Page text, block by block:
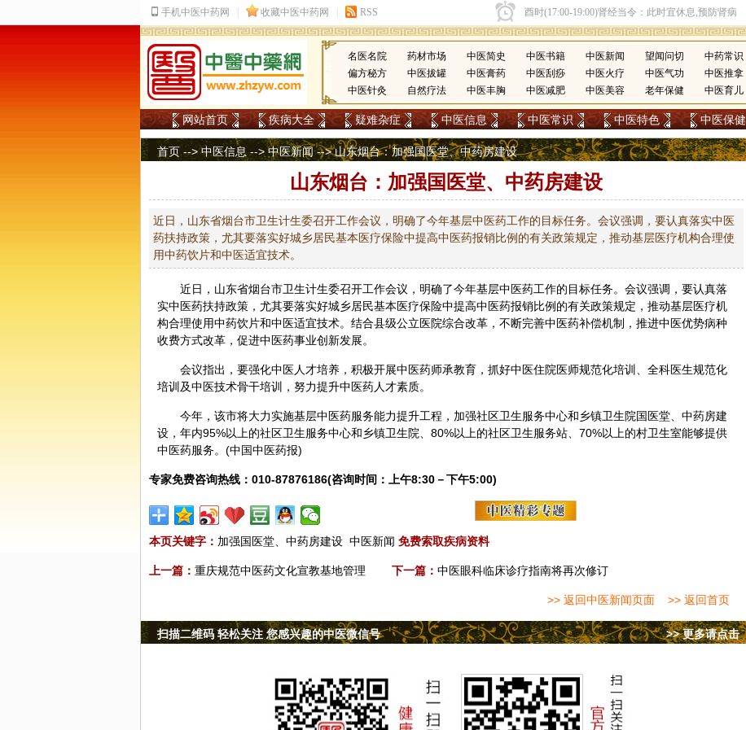
名医名院 药材市场 中医简史 中医书籍 中医新闻 望闻问切 中药常识
偏方秘方
中医拔罐 中医膏药 中医刮痧 中医火疗 中医气功 中医推拿
中医针灸
自然疗法 中医丰胸 中医减肥 中医美容 老年保健 中医育儿
网站首页 疾病大全 疑难杂症 中医信息 中医常识 中医特色 中医保健
首页 -->中医信息 -->中医新闻--> 山东烟台：加强国医堂、中药房建设
山东烟台：加强国医堂、中药房建设
近日，山东省烟台市卫生计生委召开工作会议，明确了今年基层中医药工作的目标任务。会议强调，要认真落实中医
药扶持政策，尤其要落实好城乡居民基本医疗保险中提高中医药报销比例的有关政策规定，推动基层医疗机构合理使
用中药饮片和中医适宜技术。
近日，山东省烟台市卫生计生委召开工作会议，明确了今年基层中医药工作的目标任务。会议强调，要认真落
实中医药扶持政策，尤其要落实好城乡居民基本医疗保险中提高中医药报销比例的有关政策规定，推动基层医疗机
构合理使用中药饮片和中医适宜技术。结合县级公立医院综合改革，不断完善中医药补偿机制，推进中医优势病种
收费方式改革，促进中医药事业创新发展。
会议指出，要强化中医人才培养，积极开展中医药师承教育，抓好中医住院医师规范化培训、全科医生规范化
培训及中医技术骨干培训，努力提升中医药人才素质。
今年，该市将大力实施基层中医药服务能力提升工程，加强社区卫生服务中心和乡镇卫生院国医堂、中药房建
设，年内95%以上的社区卫生服务中心和乡镇卫生院、80%以上的社区卫生服务站、70%以上的村卫生室能够提供
中医药服务。(中国中医药报)
专家免费咨询热线：010-87876186(咨询时间：上午8:30－下午5:00)
本页关键字： 加强国医堂、中药房建设 中医新闻 免费索取疾病资料
上一篇： 重庆规范中医药文化宣教基地管理 下一篇： 中医眼科临床诊疗指南将再次修订
>> 返回中医新闻页面 >> 返回首页
>> 更多请点击
扫描二维码 轻松关注 您感兴趣的中医微信号